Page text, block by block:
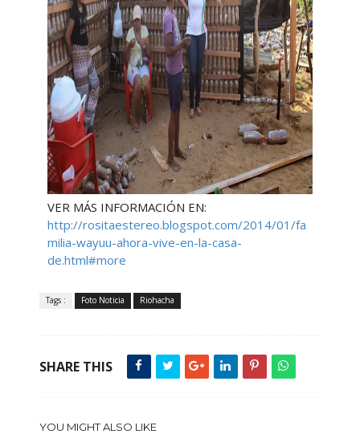
VER MÁS INFORMACIÓN EN:
http://rositaestereo.blogspot.com/2014/01/fa
milia-wayuu-ahora-vive-en-la-casa-
de.html#more
Tags : Foto Noticia Riohacha
SHARE THIS
YOU MIGHT ALSO LIKE